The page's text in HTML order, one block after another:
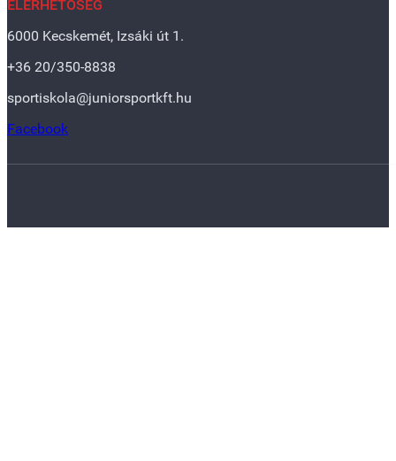
ELÉRHETŐSÉG
6000 Kecskemét, Izsáki út 1.
+36 20/350-8838
sportiskola@juniorsportkft.hu
Facebook